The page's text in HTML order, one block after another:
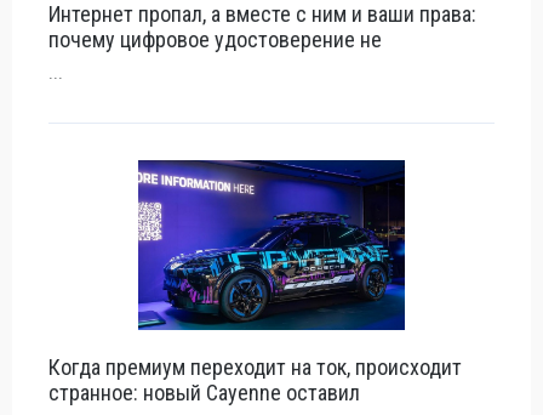
Интернет пропал, а вместе с ним и ваши права:
почему цифровое удостоверение не
...
Когда премиум переходит на ток, происходит
странное: новый Cayenne оставил